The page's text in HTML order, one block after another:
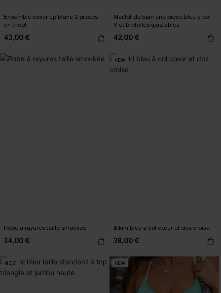
Ensemble cover up blanc 2 pièces
en tricot
43,00 €
Maillot de bain une pièce bleu à col
V et bretelles ajustables
42,00 €
Robe à rayures taille smockée
34,00 €
NEW
Bikini bleu à col cœur et dos croisé
38,00 €
NEW NEW